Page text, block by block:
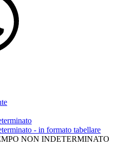
- in formato tabellare
NON INDETERMINATO